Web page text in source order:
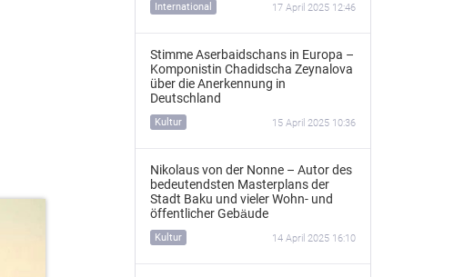
International 17 April 2025 12:46
Stimme Aserbaidschans in Europa –
Komponistin Chadidscha Zeynalova
über die Anerkennung in
Deutschland
Kultur 15 April 2025 10:36
Nikolaus von der Nonne – Autor des
bedeutendsten Masterplans der
Stadt Baku und vieler Wohn- und
öffentlicher Gebäude
Kultur 14 April 2025 16:10